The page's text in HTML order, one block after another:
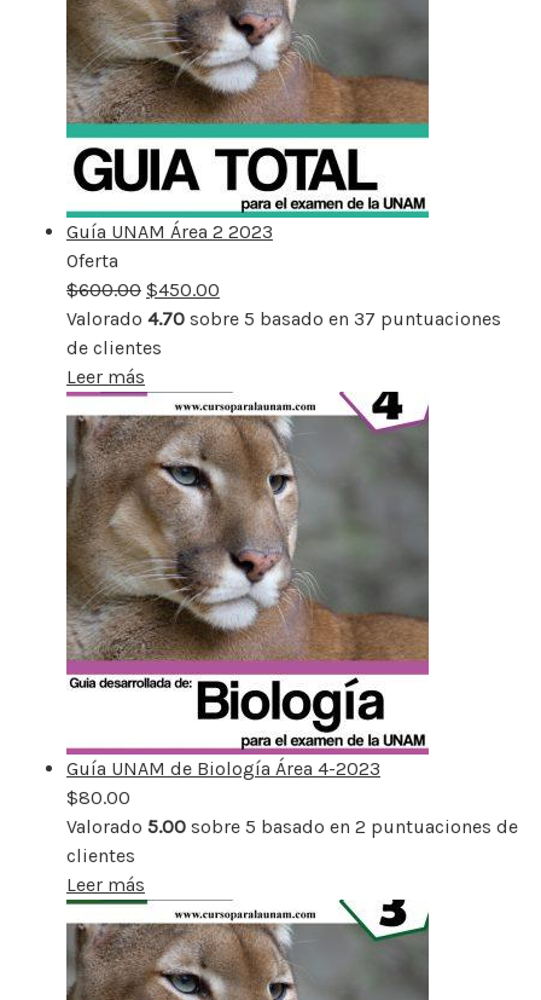
Guía UNAM Área 2 2023
Oferta
rebajado
$600.00 $450.00
Valorado 4.70 sobre 5 basado en 37 puntuaciones
de clientes
Leer más
Guía UNAM de Biología Área 4-2023
$80.00
Valorado 5.00 sobre 5 basado en 2 puntuaciones de
clientes
Leer más